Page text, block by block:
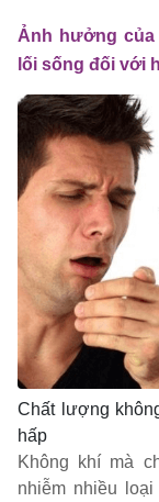
Ảnh hưởng
lối sống đối với
Chất lượng
hấp
Không khí mà
nhiễm nhiều